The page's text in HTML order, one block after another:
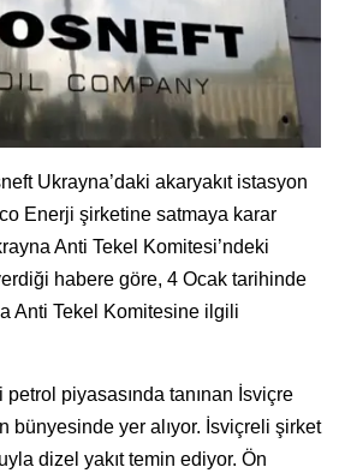
Ukrayna’daki akaryakıt istasyon
Enerji şirketine satmaya karar
Anti Tekel Komitesi’ndeki
habere göre, 4 Ocak tarihinde
Anti Tekel Komitesine ilgili
piyasasında tanınan İsviçre
bünyesinde yer alıyor. İsviçreli şirket
dizel yakıt temin ediyor. Ön